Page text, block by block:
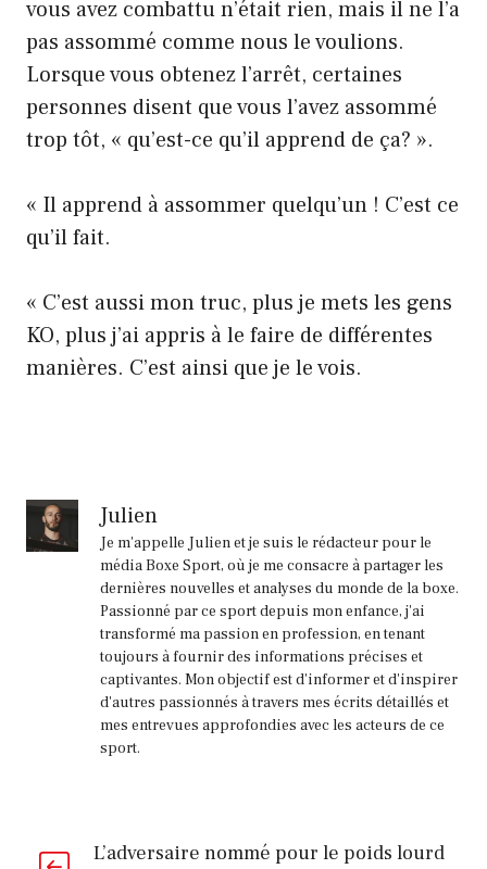
vous avez combattu n’était rien, mais il ne l’a
pas assommé comme nous le voulions.
Lorsque vous obtenez l’arrêt, certaines
personnes disent que vous l’avez assommé
trop tôt, « qu’est-ce qu’il apprend de ça? ».
« Il apprend à assommer quelqu’un ! C’est ce
qu’il fait.
« C’est aussi mon truc, plus je mets les gens
KO, plus j’ai appris à le faire de différentes
manières. C’est ainsi que je le vois.
Julien
Je m'appelle Julien et je suis le rédacteur pour le
média Boxe Sport, où je me consacre à partager les
dernières nouvelles et analyses du monde de la boxe.
Passionné par ce sport depuis mon enfance, j'ai
transformé ma passion en profession, en tenant
toujours à fournir des informations précises et
captivantes. Mon objectif est d'informer et d'inspirer
d'autres passionnés à travers mes écrits détaillés et
mes entrevues approfondies avec les acteurs de ce
sport.
L’adversaire nommé pour le poids lourd